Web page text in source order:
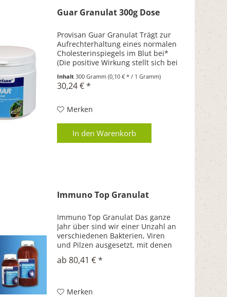
Guar Granulat 300g Dose
Provisan Guar Granulat Trägt zur
Aufrechterhaltung eines normalen
Cholesterinspiegels im Blut bei*
(Die positive Wirkung stellt sich bei
Gramm Guarkernmehl ein
(entspricht 4 Portionen Provisan...
Inhalt 300 Gramm (0,10 € * / 1 Gramm)
30,24 € *
Merken
In den Warenkorb
Immuno Top Granulat
Immuno Top Granulat Das ganze
Jahr über sind wir einer Unzahl an
verschiedenen Bakterien, Viren
und Pilzen ausgesetzt, mit denen
haben, umzugehen. Manchmal
ab 80,41 € *
Merken